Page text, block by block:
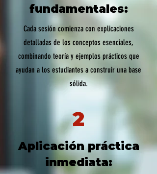
fundamentales:
Cada sesión comienza con explicaciones
detalladas de los conceptos esenciales,
combinando teoría y ejemplos prácticos que
ayudan a los estudiantes a construir una base
sólida.
2
Aplicación práctica
inmediata: